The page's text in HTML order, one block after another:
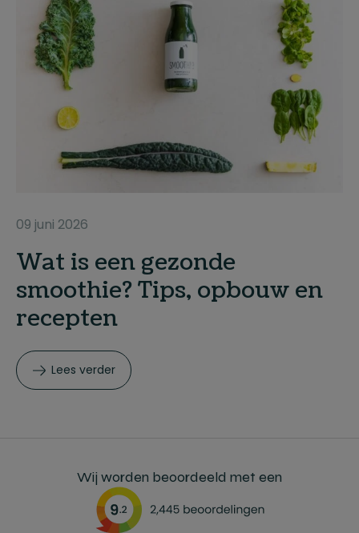
09 juni 2026
Wat is een gezonde
smoothie? Tips, opbouw en
recepten
Lees verder
Wij worden beoordeeld met een